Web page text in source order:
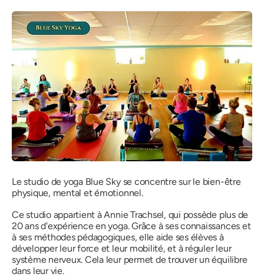
Le studio de yoga Blue Sky se concentre sur le bien-être
physique, mental et émotionnel.
Ce studio appartient à Annie Trachsel, qui possède plus de
20 ans d'expérience en yoga. Grâce à ses connaissances et
à ses méthodes pédagogiques, elle aide ses élèves à
développer leur force et leur mobilité, et à réguler leur
système nerveux. Cela leur permet de trouver un équilibre
dans leur vie.